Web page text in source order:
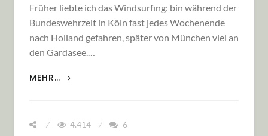
Früher liebte ich das Windsurfing: bin während der
Bundeswehrzeit in Köln fast jedes Wochenende
nach Holland gefahren, später von München viel an
den Gardasee.…
MEHR…
DER TRAUM VOM KITEN – EINE NEUE
4.414 6